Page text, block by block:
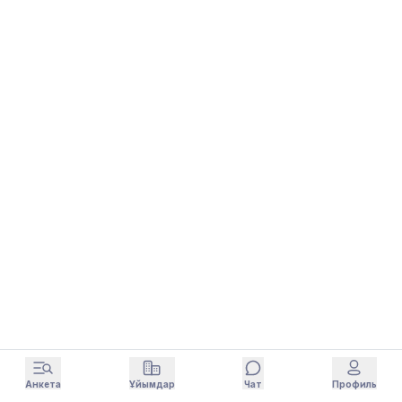
Анкета Ұйымдар Чат Профиль